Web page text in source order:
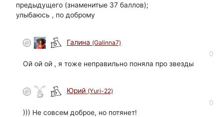
предыдущего (знаменитые 37 баллов);
улыбаюсь , по доброму
Галина (Galinna7)
0
Ой ой ой , я тоже неправильно поняла про звезды
Юрий (Yuri-22)
0
))) Не совсем доброе, но потянет!